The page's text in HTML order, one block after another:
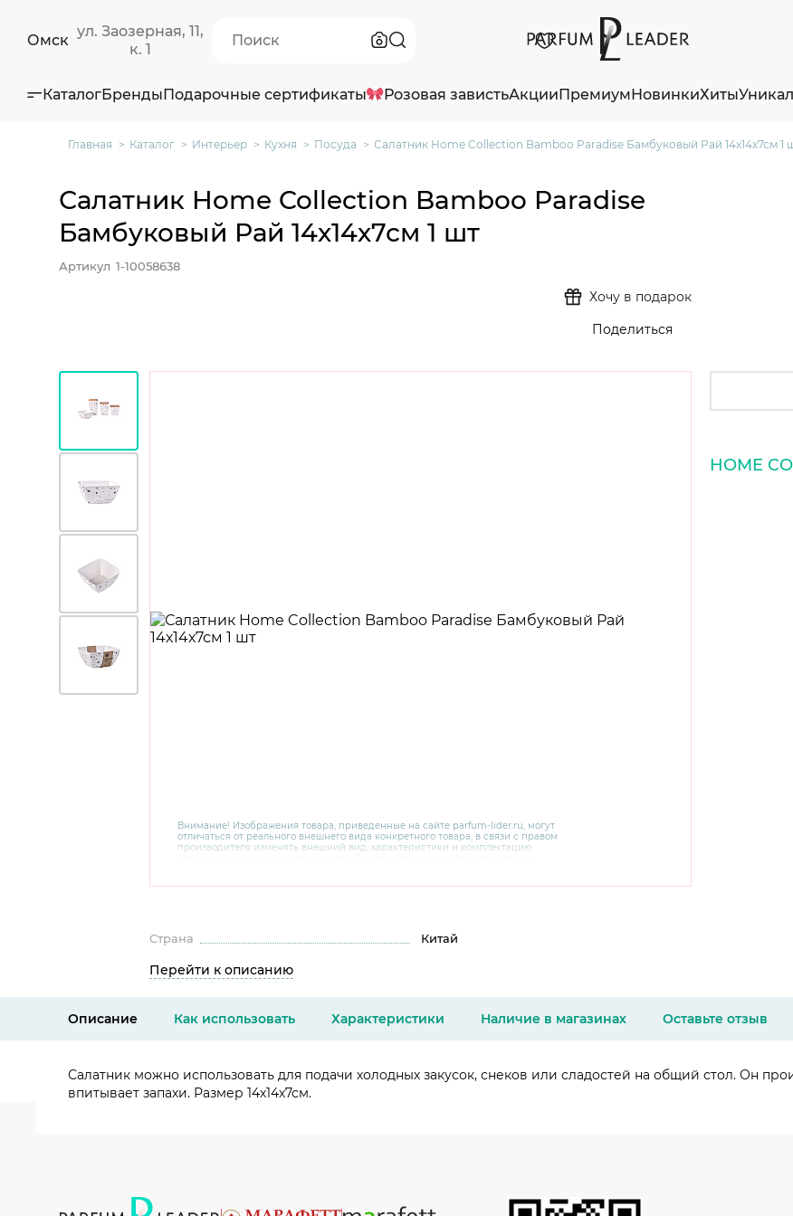
Омск
ул. Заозерная, 11,
к. 1
КаталогБрендыПодарочные сертификаты Розовая завистьАкцииПремиумНовинкиХиты
Главная Каталог Интерьер Кухня Посуда Салатник Home Collection Bamboo Paradise Бамбуковый Рай 14х14х7см 1
Внимание! Изображения товара, приведенные на сайте parfum-lider.ru, могут
отличаться от реального внешнего вида конкретного товара, в связи с правом
производителя изменять внешний вид, характеристики и комплектацию
консультантов по номеру 8 800 200 78 80.
Салатник Home Collection Bamboo Paradise
Бамбуковый Рай 14х14х7см 1 шт
Артикул 1-10058638
Хочу в подарок
Поделиться
Страна Китай
Перейти к описанию
HOME
Описание Как использовать Характеристики Наличие в магазинах Оставьте отзыв
Салатник можно использовать для подачи холодных закусок, снеков или сладостей на общий стол. Он
впитывает запахи. Размер 14х14х7см.